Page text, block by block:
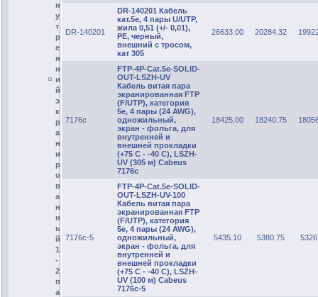
н
у
т
р
е
н
н
и
й
э
к
р
а
н
и
р
о
в
а
н
н
ы
й
1
-
2
п
а
DR-140201
DR-140201 Кабель
кат.5е, 4 пары U/UTP,
жила 0,51 (+/- 0,01),
PE, черный,
внешний с тросом,
кат 305
26633.00 20284.32
7176c
FTP-4P-Cat.5e-SOLID-
OUT-LSZH-UV
Кабель витая пара
экранированная FTP
(F/UTP), категория
5e, 4 пары (24 AWG),
одножильный,
экран - фольга, для
внутренней и
внешней прокладки
(+75 C - -40 C), LSZH-
UV (305 м) Cabeus
7176c
18425.00 18240.75
7176c-5
FTP-4P-Cat.5e-SOLID-
OUT-LSZH-UV-100
Кабель витая пара
экранированная FTP
(F/UTP), категория
5e, 4 пары (24 AWG),
одножильный,
экран - фольга, для
внутренней и
внешней прокладки
(+75 C - -40 C), LSZH-
UV (100 м) Cabeus
7176c-5
5435.10 5380.75